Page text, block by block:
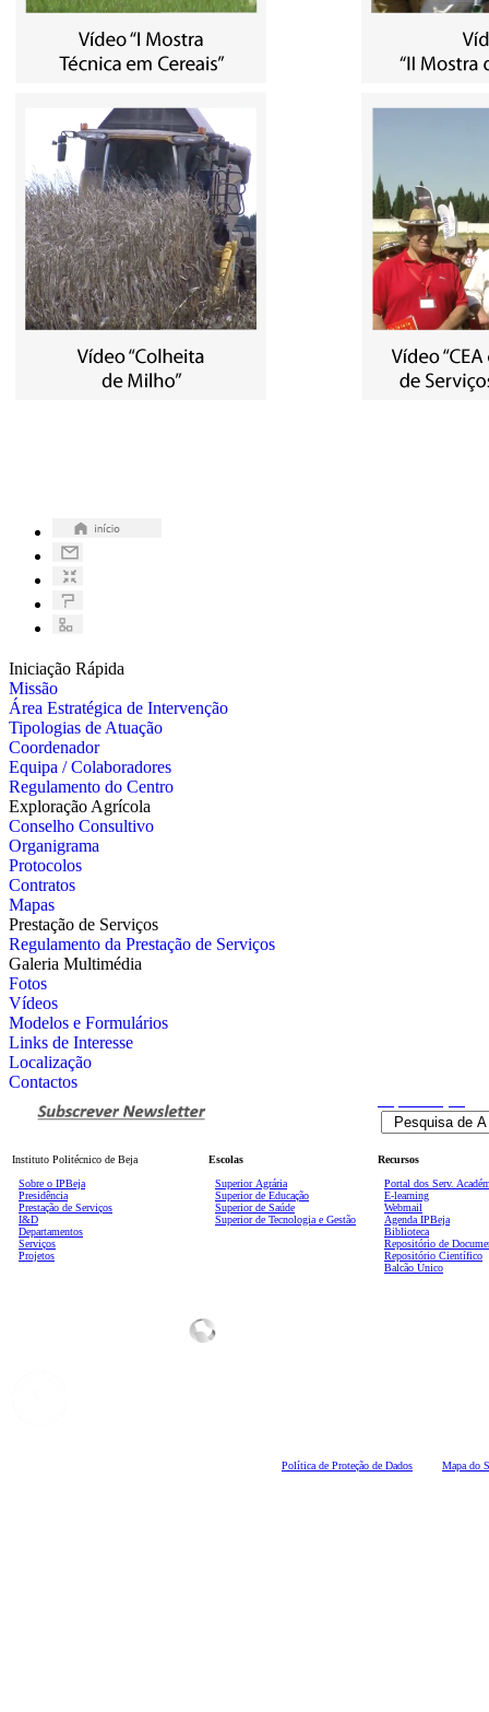
Iniciação Rápida
Missão
Área Estratégica de Intervenção
Tipologias de Atuação
Coordenador
Equipa / Colaboradores
Regulamento do Centro
Exploração Agrícola
Conselho Consultivo
Organigrama
Protocolos
Contratos
Mapas
Prestação de Serviços
Regulamento da Prestação de Serviços
Galeria Multimédia
Fotos
Vídeos
Modelos e Formulários
Links de Interesse
Localização
Contactos
Instituto Politécnico de Beja
Sobre o IPBeja
Presidência
Prestação de Serviços
I&D
Departamentos
Serviços
Projetos
Escolas
Superior Agrária
Superior de Educação
Superior de Saúde
Superior de Tecnologia e Gestão
Recursos
Portal dos Serv.
E-learning
Webmail
Agenda IPBeja
Biblioteca
Repositório de
Repositório Científico
Balcão Único
Política de Proteção de Dados Mapa do